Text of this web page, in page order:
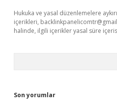
Hukuka ve yasal düzenlemelere
içerikleri,
halinde, ilgili içerikler yasal süre
Son yorumlar